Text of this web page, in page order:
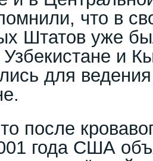
что в
Штатов уже
и
для
после
года США